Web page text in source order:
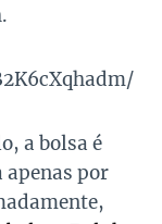
a bolsa é
apenas por